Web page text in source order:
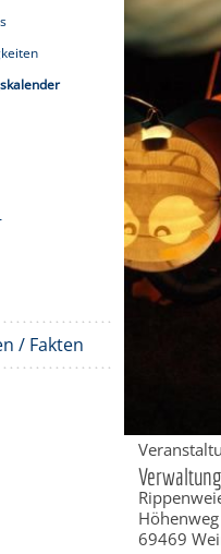
/ Fakten
69469